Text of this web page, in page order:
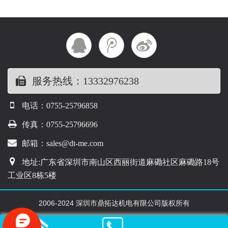
服务热线：13332976238
电话：0755-25796858
传真：0755-25796696
邮箱：sales@dt-me.com
地址:广东省深圳市南山区西丽街道麻磡社区麻磡路18号
工业区8栋5楼
2006-2024 深圳市鼎拓达机电有限公司版权所有